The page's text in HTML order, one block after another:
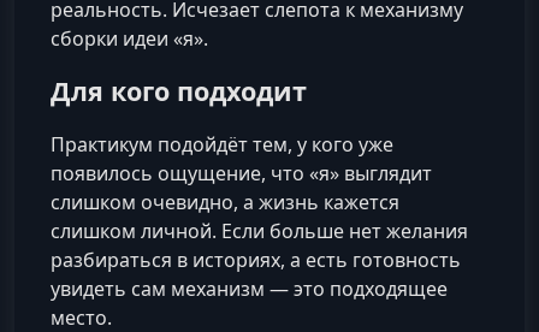
реальность. Исчезает слепота к механизму
сборки идеи «я».
Для кого подходит
Практикум подойдёт тем, у кого уже
появилось ощущение, что «я» выглядит
слишком очевидно, а жизнь кажется
слишком личной. Если больше нет желания
разбираться в историях, а есть готовность
увидеть сам механизм — это подходящее
место.